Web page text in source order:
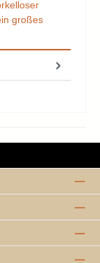
großes